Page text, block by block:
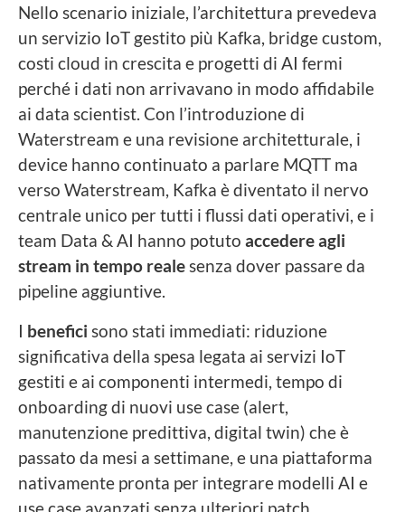
Nello scenario iniziale, l’architettura prevedeva
un servizio IoT gestito più Kafka, bridge custom,
costi cloud in crescita e progetti di AI fermi
perché i dati non arrivavano in modo affidabile
ai data scientist. Con l’introduzione di
Waterstream e una revisione architetturale, i
device hanno continuato a parlare MQTT ma
verso Waterstream, Kafka è diventato il nervo
centrale unico per tutti i flussi dati operativi, e i
team Data & AI hanno potuto accedere agli
stream in tempo realesenza dover passare da
pipeline aggiuntive.
I benefici sono stati immediati: riduzione
significativa della spesa legata ai servizi IoT
gestiti e ai componenti intermedi, tempo di
onboarding di nuovi use case (alert,
manutenzione predittiva, digital twin) che è
passato da mesi a settimane, e una piattaforma
nativamente pronta per integrare modelli AI e
use case avanzati senza ulteriori patch